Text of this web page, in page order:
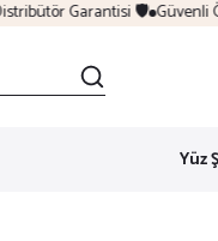
Garantisi 🛡️ Güvenli
Yüz